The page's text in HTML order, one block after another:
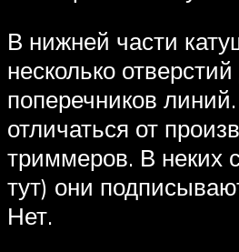
В нижней части
несколько
поперечников
отличаться от
триммеров. В неких
тут) они
Нет.